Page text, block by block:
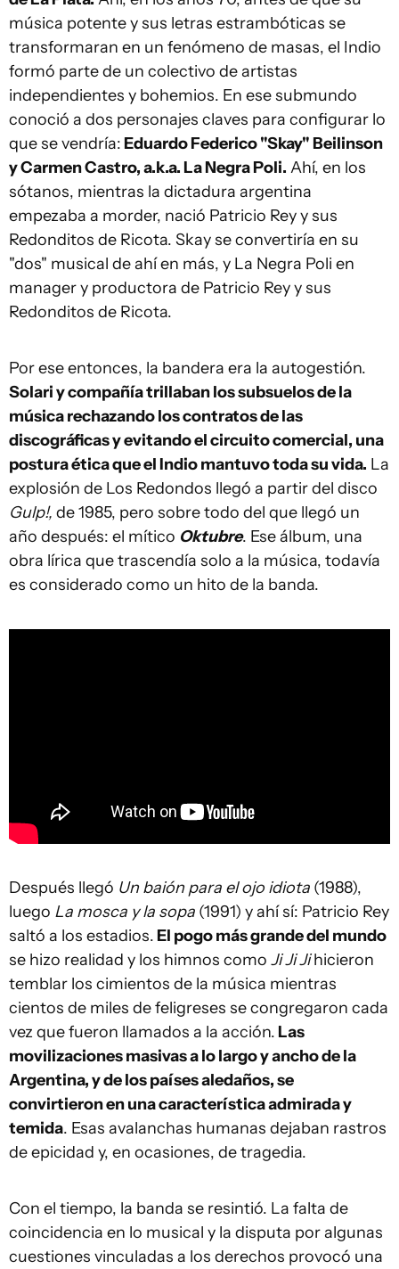
música potente y sus letras estrambóticas se
transformaran en un fenómeno de masas, el Indio
formó parte de un colectivo de artistas
independientes y bohemios. En ese submundo
conoció a dos personajes claves para configurar lo
que se vendría: Eduardo Federico "Skay" Beilinson
y Carmen Castro, a.k.a. La Negra Poli. Ahí, en los
sótanos, mientras la dictadura argentina
empezaba a morder, nació Patricio Rey y sus
Redonditos de Ricota. Skay se convertiría en su
"dos" musical de ahí en más, y La Negra Poli en
manager y productora de Patricio Rey y sus
Redonditos de Ricota.
Por ese entonces, la bandera era la autogestión.
Solari y compañía trillaban los subsuelos de la
música rechazando los contratos de las
discográficas y evitando el circuito comercial, una
postura ética que el Indio mantuvo toda su vida. La
explosión de Los Redondos llegó a partir del disco
Gulp!, de 1985, pero sobre todo del que llegó un
año después: el mítico Oktubre. Ese álbum, una
obra lírica que trascendía solo a la música, todavía
es considerado como un hito de la banda.
Después llegó Un baión para el ojo idiota (1988),
luego La mosca y la sopa (1991) y ahí sí: Patricio Rey
saltó a los estadios. El pogo más grande del mundo
se hizo realidad y los himnos como Ji Ji Jihicieron
temblar los cimientos de la música mientras
cientos de miles de feligreses se congregaron cada
vez que fueron llamados a la acción. Las
movilizaciones masivas a lo largo y ancho de la
Argentina, y de los países aledaños, se
convirtieron en una característica admirada y
temida. Esas avalanchas humanas dejaban rastros
de epicidad y, en ocasiones, de tragedia.
Con el tiempo, la banda se resintió. La falta de
coincidencia en lo musical y la disputa por algunas
cuestiones vinculadas a los derechos provocó una